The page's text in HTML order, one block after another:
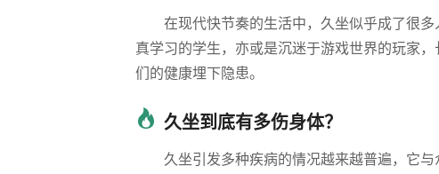
在现代快节奏的生活中，久坐似乎成了很
真学习的学生，亦或是沉迷于游戏世界的玩家
们的健康埋下隐患。
久坐到底有多伤身体？
久坐引发多种疾病的情况越来越普遍，它